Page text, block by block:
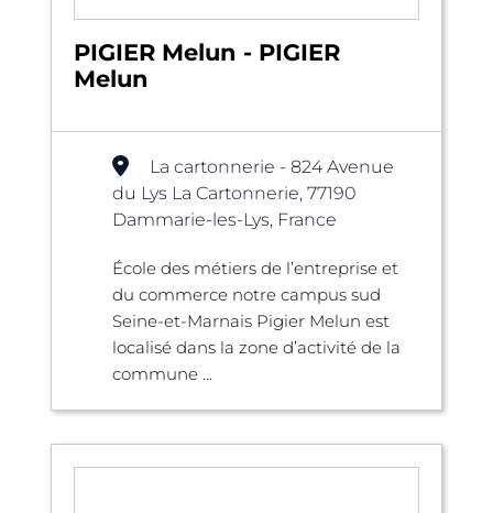
PIGIER Melun - PIGIER
Melun
La cartonnerie - 824 Avenue
du Lys La Cartonnerie, 77190
Dammarie-les-Lys, France
École des métiers de l’entreprise et
du commerce notre campus sud
Seine-et-Marnais Pigier Melun est
localisé dans la zone d’activité de la
commune ...